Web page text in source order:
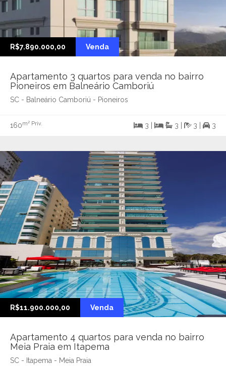
R$7.890.000,00 Venda
Apartamento 3 quartos para venda no bairro
Pioneiros em Balneário Camboriú
SC - Balneário Camboriú - Pioneiros
160m² Priv. 3 | 3 | 3 | 3
R$11.900.000,00 Venda
Apartamento 4 quartos para venda no bairro
Meia Praia em Itapema
SC - Itapema - Meia Praia